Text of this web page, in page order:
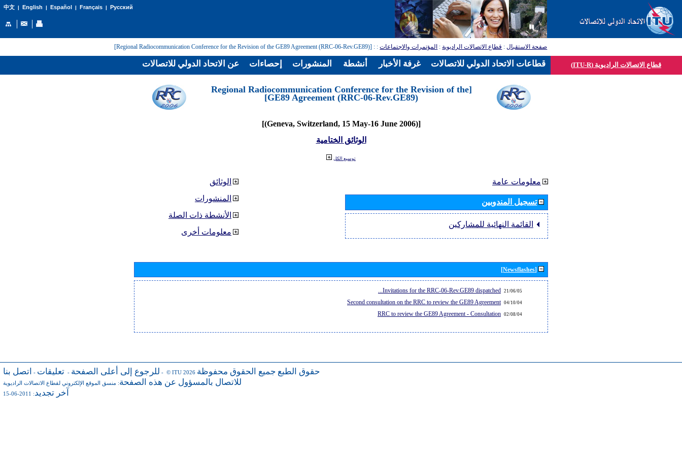
中文| English | Español | Français| Русский
صفحة الاستقبال: قطاع الاتصالات الراديوية: المؤتمرات والاجتماعات:
: [Regional Radiocommunication Conference for the Revision of the GE89 Agreement (RRC-06-Rev.GE89)]
قطاع الاتصالات الراديوية (ITU-R)
[Regional Radiocommunication Conference for the Revision of the
GE89 Agreement (RRC-06-Rev.GE89)]
[(Geneva, Switzerland, 15 May-16 June 2006)]
الوثائق الختامية
توسيع الكل
الوثائق
المنشورات
الأنشطة ذات الصلة
معلومات أخرى
معلومات عامة
تسجيل المندوبين
القائمة النهائية للمشاركين
[Newsflashes]
21/06/05
Invitations for the RRC-06-Rev.GE89 dispatched...
04/10/04
Second consultation on the RRC to review the GE89 Agreement
02/08/04
RRC to review the GE89 Agreement - Consultation
للرجوع إلى أعلى الصفحة - تعليقات - اتصل بنا - © ITU 2026 حقوق الطبع جميع الحقوق محفوظة
للاتصال بالمسؤول عن هذه الصفحة: منسق الموقع الإلكتروني لقطاع الاتصالات الراديوية
آخر تجديد: 2011-06-15
عن الاتحاد الدولي للاتصالات إحصاءات المنشورات أنشطة غرفة الأخبار قطاعات الاتحاد الدولي للاتصالات